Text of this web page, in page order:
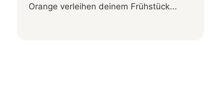
Orange verleihen deinem Frühstück...